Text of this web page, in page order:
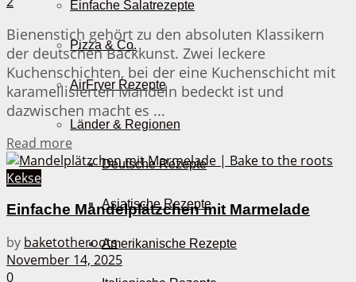
Einfache Salatrezepte
Pizza & Co.
AirFryer Rezepte
Länder & Regionen
Deutsche Rezepte
Asiatische Rezepte
Amerikanische Rezepte
Bienenstich gehört zu den absoluten Klassikern
der deutschen Backkunst. Zwei leckere
Kuchenschichten, bei der eine Kuchenschicht mit
karamellisierten Mandeln bedeckt ist und
dazwischen macht es ...
Read more
Kekse
Einfache Mandelplätzchen mit Marmelade
by baketotheroots
November 14, 2025
0